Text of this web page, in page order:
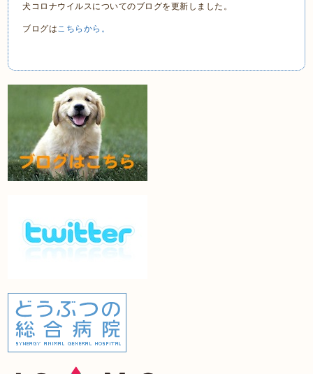
犬コロナウイルスについてのブログを更新しました。
ブログは こちらから。